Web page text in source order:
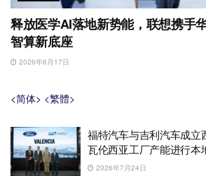
释放医学AI落地新势能，联想携手
智算新底座
2026年6月17日
<简体> <繁體>
福特汽车与吉利汽车成立
瓦伦西亚工厂产能进行本
2026年7月24日